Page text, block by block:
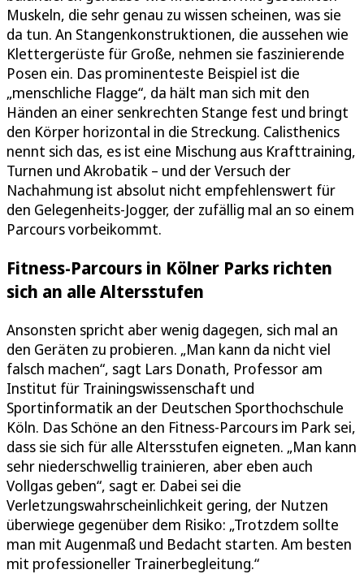
Muskeln, die sehr genau zu wissen scheinen, was sie
da tun. An Stangenkonstruktionen, die aussehen wie
Klettergerüste für Große, nehmen sie faszinierende
Posen ein. Das prominenteste Beispiel ist die
„menschliche Flagge“, da hält man sich mit den
Händen an einer senkrechten Stange fest und bringt
den Körper horizontal in die Streckung. Calisthenics
nennt sich das, es ist eine Mischung aus Krafttraining,
Turnen und Akrobatik – und der Versuch der
Nachahmung ist absolut nicht empfehlenswert für
den Gelegenheits-Jogger, der zufällig mal an so einem
Parcours vorbeikommt.
Fitness-Parcours in Kölner Parks richten
sich an alle Altersstufen
Ansonsten spricht aber wenig dagegen, sich mal an
den Geräten zu probieren. „Man kann da nicht viel
falsch machen“, sagt Lars Donath, Professor am
Institut für Trainingswissenschaft und
Sportinformatik an der Deutschen Sporthochschule
Köln. Das Schöne an den Fitness-Parcours im Park sei,
dass sie sich für alle Altersstufen eigneten. „Man kann
sehr niederschwellig trainieren, aber eben auch
Vollgas geben“, sagt er. Dabei sei die
Verletzungswahrscheinlichkeit gering, der Nutzen
überwiege gegenüber dem Risiko: „Trotzdem sollte
man mit Augenmaß und Bedacht starten. Am besten
mit professioneller Trainerbegleitung.“